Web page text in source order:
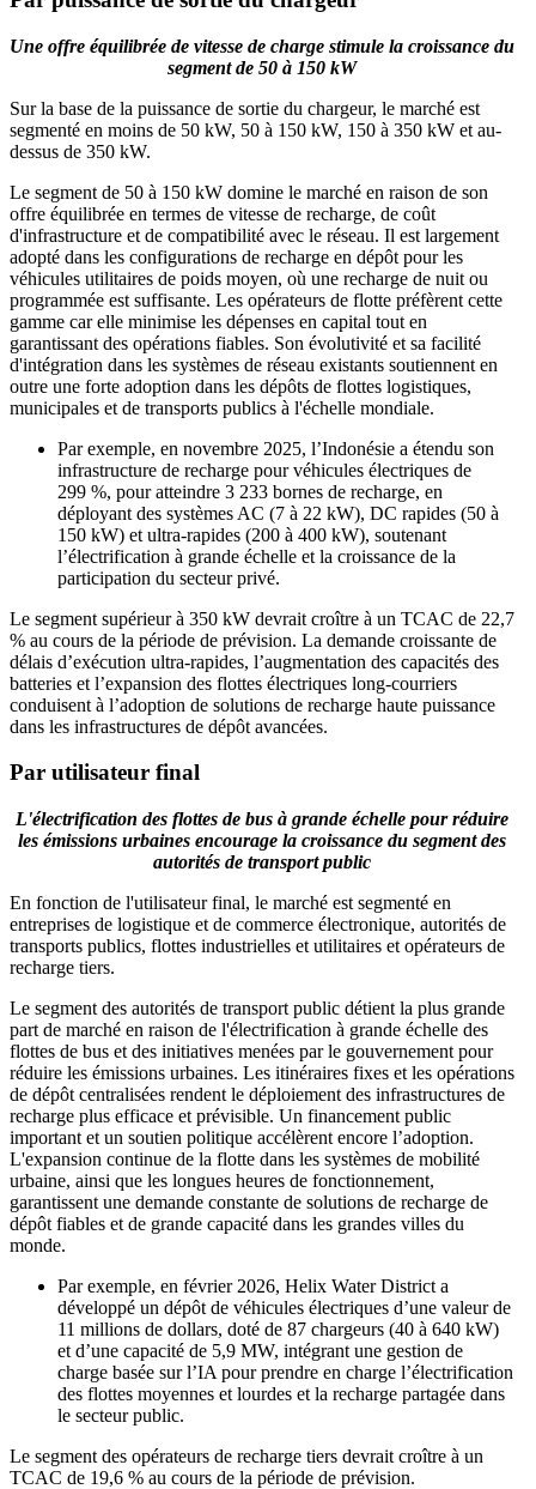
Une offre équilibrée de vitesse de charge stimule la croissance du
segment de 50 à 150 kW
Sur la base de la puissance de sortie du chargeur, le marché est
segmenté en moins de 50 kW, 50 à 150 kW, 150 à 350 kW et au-
dessus de 350 kW.
Le segment de 50 à 150 kW domine le marché en raison de son
offre équilibrée en termes de vitesse de recharge, de coût
d'infrastructure et de compatibilité avec le réseau. Il est largement
adopté dans les configurations de recharge en dépôt pour les
véhicules utilitaires de poids moyen, où une recharge de nuit ou
programmée est suffisante. Les opérateurs de flotte préfèrent cette
gamme car elle minimise les dépenses en capital tout en
garantissant des opérations fiables. Son évolutivité et sa facilité
d'intégration dans les systèmes de réseau existants soutiennent en
outre une forte adoption dans les dépôts de flottes logistiques,
municipales et de transports publics à l'échelle mondiale.
Par exemple, en novembre 2025, l’Indonésie a étendu son
infrastructure de recharge pour véhicules électriques de
299 %, pour atteindre 3 233 bornes de recharge, en
déployant des systèmes AC (7 à 22 kW), DC rapides (50 à
150 kW) et ultra-rapides (200 à 400 kW), soutenant
l’électrification à grande échelle et la croissance de la
participation du secteur privé.
Le segment supérieur à 350 kW devrait croître à un TCAC de 22,7
% au cours de la période de prévision. La demande croissante de
délais d’exécution ultra-rapides, l’augmentation des capacités des
batteries et l’expansion des flottes électriques long-courriers
conduisent à l’adoption de solutions de recharge haute puissance
dans les infrastructures de dépôt avancées.
Par utilisateur final
L'électrification des flottes de bus à grande échelle pour réduire
les émissions urbaines encourage la croissance du segment des
autorités de transport public
En fonction de l'utilisateur final, le marché est segmenté en
entreprises de logistique et de commerce électronique, autorités de
transports publics, flottes industrielles et utilitaires et opérateurs de
recharge tiers.
Le segment des autorités de transport public détient la plus grande
part de marché en raison de l'électrification à grande échelle des
flottes de bus et des initiatives menées par le gouvernement pour
réduire les émissions urbaines. Les itinéraires fixes et les opérations
de dépôt centralisées rendent le déploiement des infrastructures de
recharge plus efficace et prévisible. Un financement public
important et un soutien politique accélèrent encore l’adoption.
L'expansion continue de la flotte dans les systèmes de mobilité
urbaine, ainsi que les longues heures de fonctionnement,
garantissent une demande constante de solutions de recharge de
dépôt fiables et de grande capacité dans les grandes villes du
monde.
Par exemple, en février 2026, Helix Water District a
développé un dépôt de véhicules électriques d’une valeur de
11 millions de dollars, doté de 87 chargeurs (40 à 640 kW)
et d’une capacité de 5,9 MW, intégrant une gestion de
charge basée sur l’IA pour prendre en charge l’électrification
des flottes moyennes et lourdes et la recharge partagée dans
le secteur public.
Le segment des opérateurs de recharge tiers devrait croître à un
TCAC de 19,6 % au cours de la période de prévision.